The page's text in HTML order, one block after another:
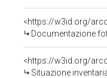
Documentazione
<https://w3id.org/
Situazione